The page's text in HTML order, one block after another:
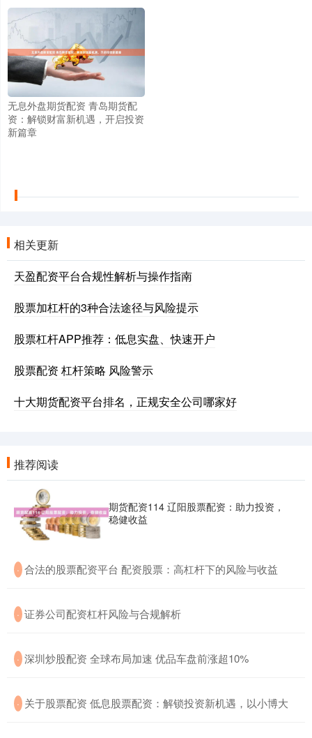
无息外盘期货配资 青岛期货配
资：解锁财富新机遇，开启投资
新篇章
相关更新
天盈配资平台合规性解析与操作指南
股票加杠杆的3种合法途径与风险提示
股票杠杆APP推荐：低息实盘、快速开户
股票配资 杠杆策略 风险警示
十大期货配资平台排名，正规安全公司哪家好
推荐阅读
期货配资114 辽阳股票配资：助力投资，
稳健收益
· ​合法的股票配资平台 配资股票：高杠杆下的风险与收益
· ​证券公司配资杠杆风险与合规解析
· ​深圳炒股配资 全球布局加速 优品车盘前涨超10%
· ​关于股票配资 低息股票配资：解锁投资新机遇，以小博大